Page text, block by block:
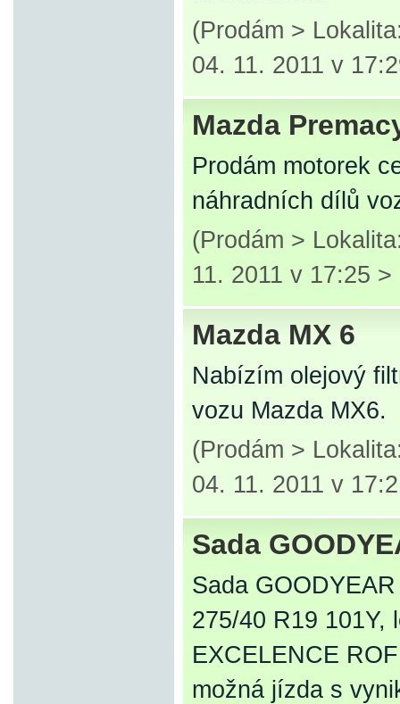
(Prodám >
04. 11. 2011 v
Mazda
Prodám motorek
náhradních dílů
(Prodám >
11. 2011 v 17:25 >
Mazda MX 6
Nabízím olejový
vozu Mazda MX6.
(Prodám >
04. 11. 2011 v
Sada
Sada
275/40 R19 101Y,
EXCELENCE
možná jízda s